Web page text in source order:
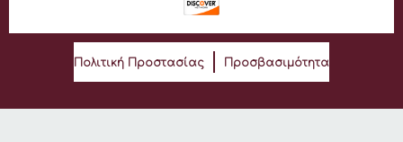
Πολιτική Προστασίας Προσβασιμότητα